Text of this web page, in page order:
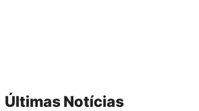
Últimas Notícias